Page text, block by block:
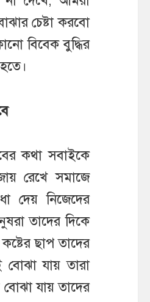
চেষ্টা করবো
বিবেক বুদ্ধির
কথা সবাইকে
রেখে সমাজে
দেয় নিজেদের
তাদের দিকে
ছাপ তাদের
বোঝা যায় তারা
বোঝা যায় তাদের